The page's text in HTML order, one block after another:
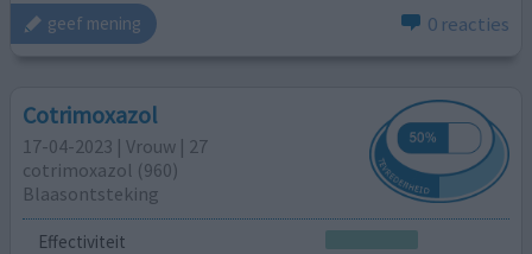
geef mening 0 reacties
Cotrimoxazol
17-04-2023 | Vrouw | 27
cotrimoxazol (960)
Blaasontsteking
Effectiviteit